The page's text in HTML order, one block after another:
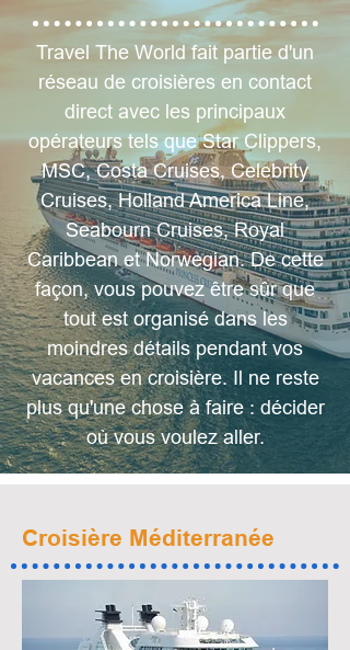
Croisière Méditerranée
Travel The World fait partie d'un
réseau de croisières en contact
direct avec les principaux
opérateurs tels que Star Clippers,
MSC, Costa Cruises, Celebrity
Cruises, Holland America Line,
Seabourn Cruises, Royal
Caribbean et Norwegian. De cette
façon, vous pouvez être sûr que
tout est organisé dans les
moindres détails pendant vos
vacances en croisière. Il ne reste
plus qu'une chose à faire : décider
où vous voulez aller.